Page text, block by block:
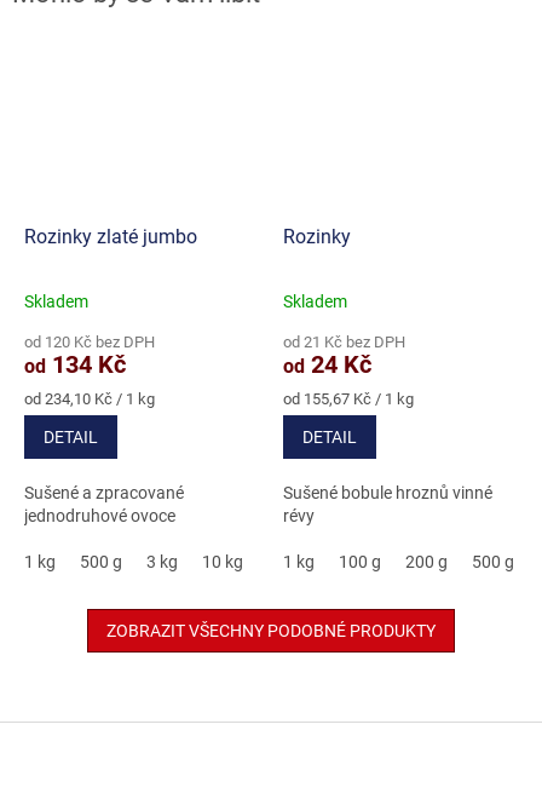
Rozinky zlaté jumbo
Průměrné
produktu
je
5,0
z
hvězdiček.
Skladem
od 120 Kč bez DPH
od 134 Kč
Měrná
cena:
od 234,10 Kč / 1 kg
DETAIL
Sušené a zpracované
jednodruhové ovoce
1 kg 500 g 3 kg 10 kg
Rozinky
Průměrné
produktu
je
5,0
z
hvězdiček.
Skladem
od 21 Kč bez DPH
od 24 Kč
Měrná
cena:
od 155,67 Kč / 1 kg
DETAIL
Sušené bobule hroznů vinné
révy
1 kg 100 g 200 g 500 g
ZOBRAZIT VŠECHNY PODOBNÉ PRODUKTY